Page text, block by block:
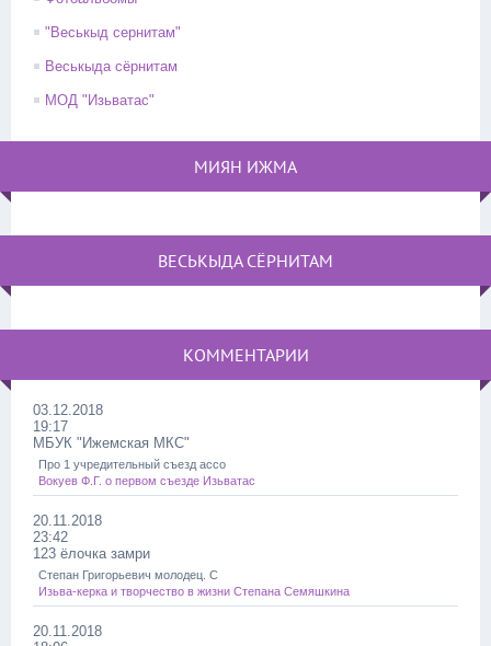
"Веськыд сернитам"
Веськыда сёрнитам
МОД "Изьватас"
МИЯН ИЖМА
ВЕСЬКЫДА СЁРНИТАМ
КОММЕНТАРИИ
03.12.2018
19:17
МБУК "Ижемская МКС"
Про 1 учредительный съезд ассо
Вокуев Ф.Г. о первом съезде Изьватас
20.11.2018
23:42
123 ёлочка замри
Степан Григорьевич молодец. С
Изьва-керка и творчество в жизни Степана Семяшкина
20.11.2018